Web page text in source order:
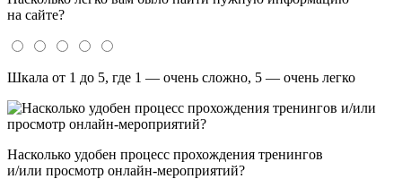
на сайте?
Шкала от 1 до 5, где 1 — очень сложно, 5 — очень легко
Насколько удобен процесс прохождения тренингов
и/или просмотр онлайн-мероприятий?